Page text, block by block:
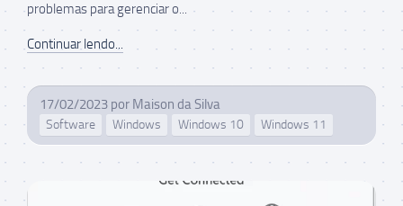
problemas para gerenciar o...
Continuar lendo...
17/02/2023 por Maison da Silva
Software Windows Windows 10 Windows 11